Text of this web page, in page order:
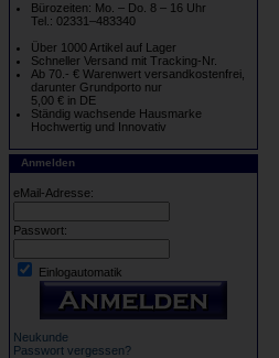
Bürozeiten: Mo. – Do. 8 – 16 Uhr
Tel.: 02331–483340
Über 1000 Artikel auf Lager
Schneller Versand mit Tracking-Nr.
Ab 70.- € Warenwert versandkostenfrei,
darunter Grundporto nur
5,00 € in DE
Ständig wachsende Hausmarke
Hochwertig und Innovativ
Anmelden
eMail-Adresse:
Passwort:
Einlogautomatik
Neukunde
Passwort vergessen?